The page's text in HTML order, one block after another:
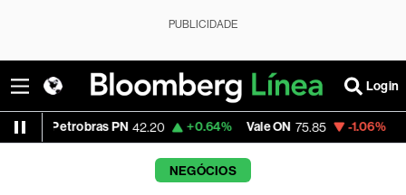
PUBLICIDADE
Login
PN 42.20 +0.64% Vale ON 75.85 -1.06% Itaú PN
NEGÓCIOS